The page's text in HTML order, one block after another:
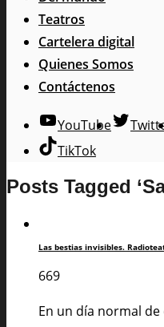
Teatros
Cartelera digital
Quienes Somos
Contáctenos
YouTube
TikTok
Posts Tagged
Las bestias invisibles.
669
En un día normal